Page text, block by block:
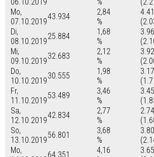
Mo,
07.10.2019
43.934
2,84
%
Di,
08.10.2019
25.884
1,68
%
Mi,
09.10.2019
32.683
2,12
%
Do,
10.10.2019
30.555
1,98
%
Fr,
11.10.2019
53.489
3,46
%
Sa,
12.10.2019
42.834
2,77
%
So,
13.10.2019
56.801
3,68
%
Mo,
64.351
4,16